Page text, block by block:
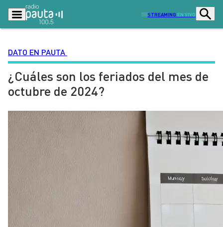
STREAMING EN VIVO
Podcasts Programas
Lo Último
Ciudad Economía
Sostenibilidad
DATO EN PAUTA
¿Cuáles son los feriados del mes de
octubre de 2024?